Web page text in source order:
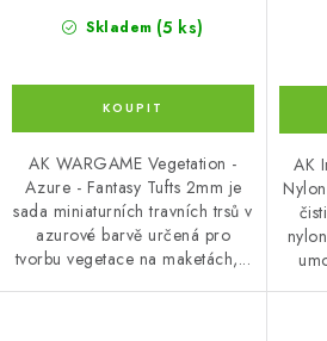
Skladem (5 ks)
AK WARGAME Vegetation -
Azure - Fantasy Tufts 2mm je
sada miniaturních travních trsů v
azurové barvě určená pro
tvorbu vegetace na maketách,...
AK